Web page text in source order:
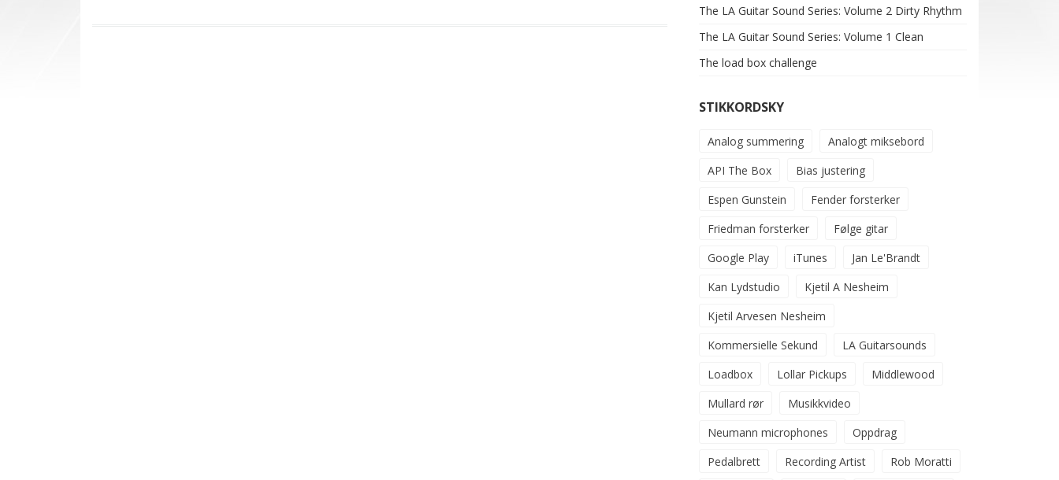
The LA Guitar Sound Series: Volume 2 Dirty Rhythm
The LA Guitar Sound Series: Volume 1 Clean
The load box challenge
STIKKORDSKY
Analog summering
Analogt miksebord
API The Box
Bias justering
Espen Gunstein
Fender forsterker
Friedman forsterker
Følge gitar
Google Play
iTunes
Jan Le'Brandt
Kan Lydstudio
Kjetil A Nesheim
Kjetil Arvesen Nesheim
Kommersielle Sekund
LA Guitarsounds
Loadbox
Lollar Pickups
Middlewood
Mullard rør
Musikkvideo
Neumann microphones
Oppdrag
Pedalbrett
Recording Artist Rob Moratti